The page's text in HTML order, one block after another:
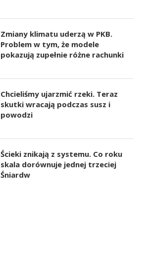
Zmiany klimatu uderzą w PKB.
Problem w tym, że modele
pokazują zupełnie różne rachunki
Chcieliśmy ujarzmić rzeki. Teraz
skutki wracają podczas susz i
powodzi
Ścieki znikają z systemu. Co roku
skala dorównuje jednej trzeciej
Śniardw